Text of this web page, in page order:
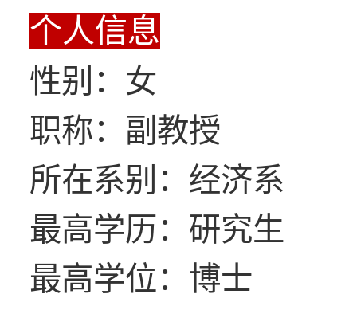
个人信息
性别：女
职称：副教授
所在系别：经济系
最高学历：研究生
最高学位：博士